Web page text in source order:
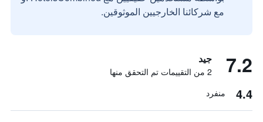
مع شركائنا الخارجيين الموثوقين.
7.2 جيد
2 من التقييمات تم التحقق منها
4.4 منفرد